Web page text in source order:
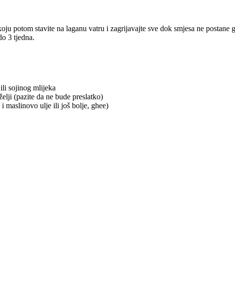
potom stavite na laganu vatru i zagrijavajte sve dok smjesa ne
3 tjedna.
sojinog mlijeka
(pazite da ne bude preslatko)
maslinovo ulje ili još bolje, ghee)